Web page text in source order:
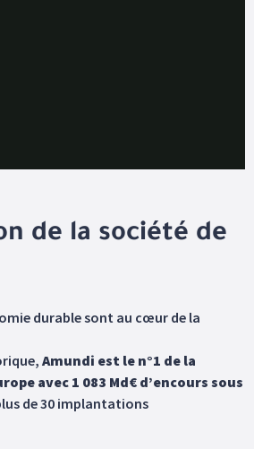
de la société de
durable sont au cœur de la
Amundi est le n°1 de la
avec 1 083 Md€ d’encours sous
de 30 implantations